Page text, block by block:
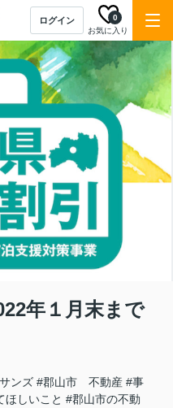
ログイン
お気に入り
0
年１月末まで
ンズ #郡山市 不動産 #事
ほしいこと #郡山市の不動